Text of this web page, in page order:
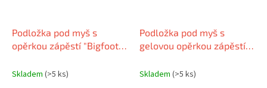
Podložka pod myš s
opěrkou zápěstí "Bigfoot",
Skladem (>5 ks)
Podložka pod myš s
gelovou opěrkou zápěstí,
Skladem (>5 ks)